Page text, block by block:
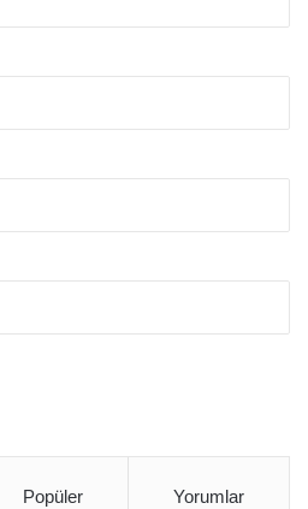
Popüler Yorumlar